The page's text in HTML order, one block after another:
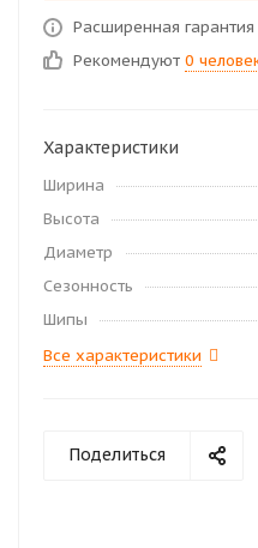
Расширенная гарантия
Рекомендуют 0
Характеристики
Ширина
Высота
Диаметр
Сезонность
Шипы
Все характеристики
Поделиться